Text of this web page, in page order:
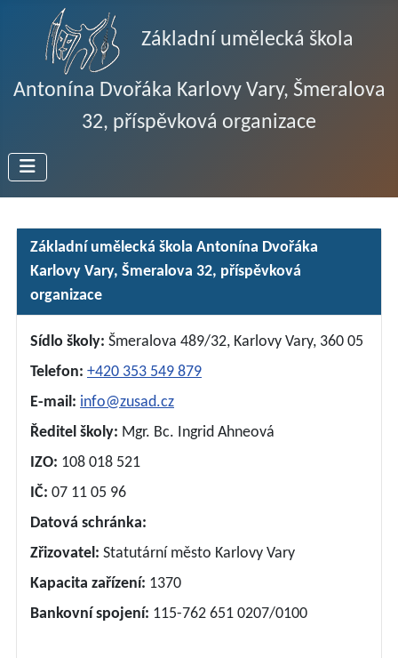
Základní umělecká škola
Antonína Dvořáka Karlovy Vary, Šmeralova
32, příspěvková organizace
Základní umělecká škola Antonína Dvořáka
Karlovy Vary, Šmeralova 32, příspěvková
organizace
Sídlo školy: Šmeralova 489/32, Karlovy Vary, 360 05
Telefon: +420 353 549 879
E-mail: info@zusad.cz
Ředitel školy: Mgr. Bc. Ingrid Ahneová
IZO: 108 018 521
IČ: 07 11 05 96
Datová schránka:
Zřizovatel: Statutární město Karlovy Vary
Kapacita zařízení: 1370
Bankovní spojení: 115-762 651 0207/0100